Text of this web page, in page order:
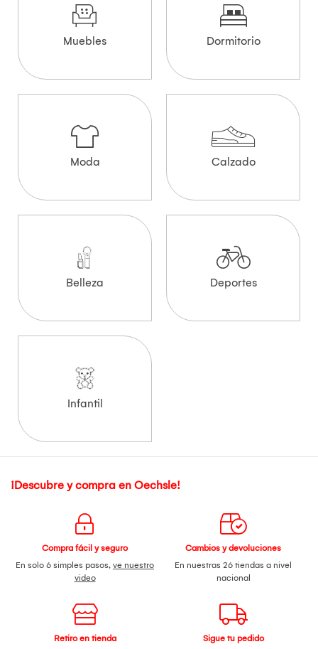
Muebles Dormitorio
Moda Calzado
Belleza Deportes
Infantil
¡Descubre y compra en Oechsle!
Compra fácil y seguro
En solo 6 simples pasos, ve nuestro
video
Cambios y devoluciones
En nuestras 26 tiendas a nivel
nacional
Retiro en tienda
Sigue tu pedido